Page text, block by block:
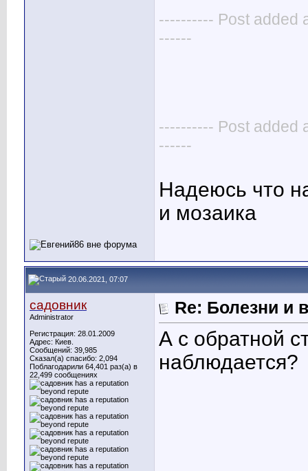
---------- Post added
------
---------- Post added
------
Надеюсь что
и мозаика
20.06.2021, 07:07
садовник
Administrator
Регистрация: 28.01.2009
Адрес: Киев.
Сообщений: 39,985
Сказал(а) спасибо: 2,094
Поблагодарили 64,401 раз(а) в
22,499 сообщениях
Re: Болезни и
А с обратной
наблюдается?